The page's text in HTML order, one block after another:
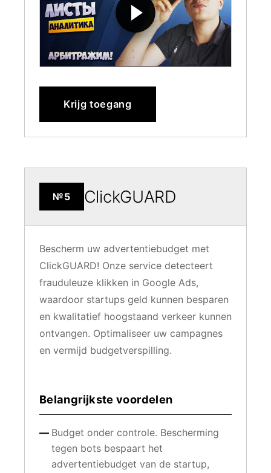
Krijg toegang
№5 ClickGUARD
Bescherm uw advertentiebudget met
ClickGUARD! Onze service detecteert
frauduleuze klikken in Google Ads,
waardoor startups geld kunnen besparen
en kwalitatief hoogstaand verkeer kunnen
ontvangen. Optimaliseer uw campagnes
en vermijd budgetverspilling.
Belangrijkste voordelen
Budget onder controle. Bescherming
tegen bots bespaart het
advertentiebudget van de startup,